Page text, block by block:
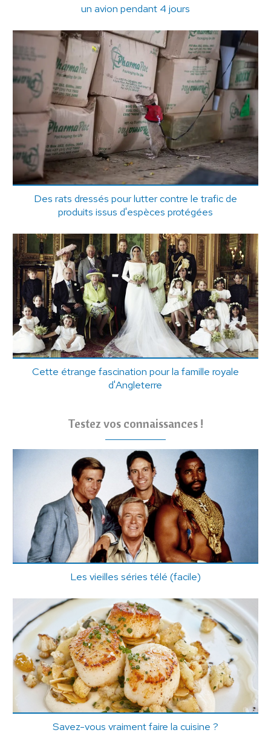
un avion pendant 4 jours
Des rats dressés pour lutter contre le trafic de
produits issus d'espèces protégées
Cette étrange fascination pour la famille royale
d'Angleterre
Testez vos connaissances !
Les vieilles séries télé (facile)
Savez-vous vraiment faire la cuisine ?